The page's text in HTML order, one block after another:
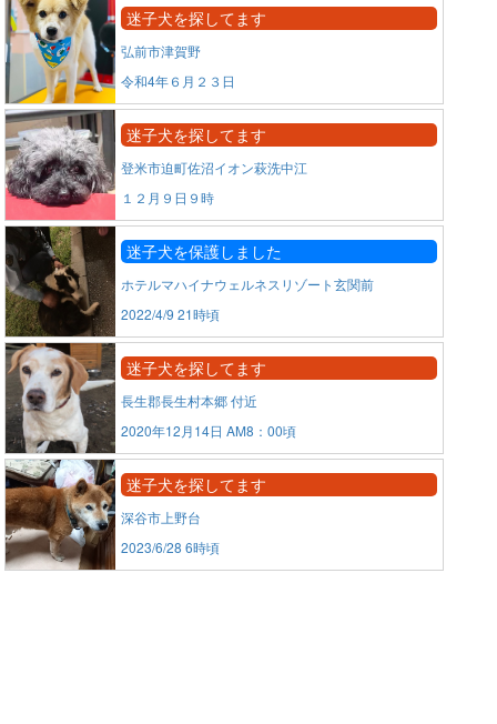
迷子犬を探してます
弘前市津賀野
令和4年６月２３日
迷子犬を探してます
登米市迫町佐沼イオン萩洗中江
１２月９日９時
迷子犬を保護しました
ホテルマハイナウェルネスリゾート玄関前
2022/4/9 21時頃
迷子犬を探してます
長生郡長生村本郷 付近
2020年12月14日 AM8：00頃
迷子犬を探してます
深谷市上野台
2023/6/28 6時頃